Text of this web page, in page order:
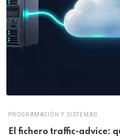
PROGRAMACIÓN Y SISTEMAS
El fichero traffic-advice: